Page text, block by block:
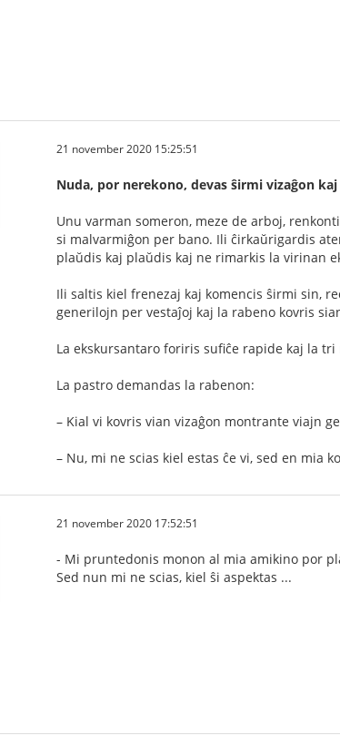
21 november 2020 15:25:51
Nuda, por nerekono, devas ŝirmi vizaĝon
Unu varman someron, meze de arboj,
si malvarmiĝon per bano. Ili ĉirkaŭrigardis
plaŭdis kaj plaŭdis kaj ne rimarkis la virinan
Ili saltis kiel frenezaj kaj komencis ŝirmi sin,
generilojn per vestaĵoj kaj la rabeno kovris
La ekskursantaro foriris sufiĉe rapide kaj la tri
La pastro demandas la rabenon:
– Kial vi kovris vian vizaĝon montrante viajn
– Nu, mi ne scias kiel estas ĉe vi, sed en mia
21 november 2020 17:52:51
- Mi pruntedonis monon al mia amikino por
Sed nun mi ne scias, kiel ŝi aspektas ...